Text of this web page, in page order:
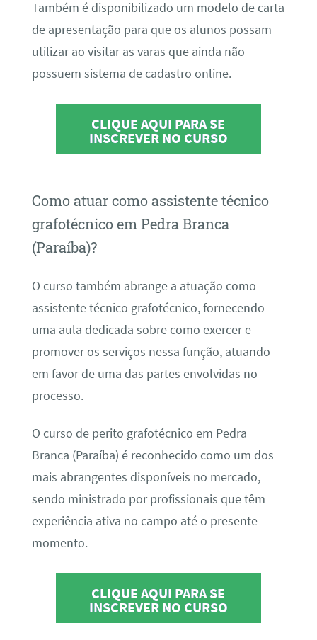
Também é disponibilizado um modelo de carta
de apresentação para que os alunos possam
utilizar ao visitar as varas que ainda não
possuem sistema de cadastro online.
CLIQUE AQUI PARA SE
INSCREVER NO CURSO
Como atuar como assistente técnico
grafotécnico em Pedra Branca
(Paraíba)?
O curso também abrange a atuação como
assistente técnico grafotécnico, fornecendo
uma aula dedicada sobre como exercer e
promover os serviços nessa função, atuando
em favor de uma das partes envolvidas no
processo.
O curso de perito grafotécnico em Pedra
Branca (Paraíba) é reconhecido como um dos
mais abrangentes disponíveis no mercado,
sendo ministrado por profissionais que têm
experiência ativa no campo até o presente
momento.
CLIQUE AQUI PARA SE
INSCREVER NO CURSO